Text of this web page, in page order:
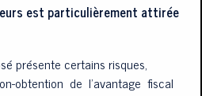
IMPÔTS
est particulièrement attirée
présente certains risques,
obtention de l’avantage fiscal